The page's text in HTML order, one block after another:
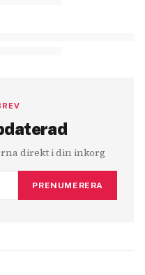
direkt i din inkorg
PRENUMERERA